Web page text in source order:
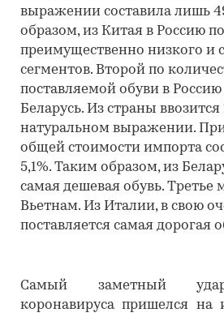
выражении составила лишь
образом, из Китая в Россию
преимущественно низкого и
сегментов. Второй по
поставляемой обуви в Россию
Беларусь. Из страны ввозится
натуральном выражении.
общей стоимости импорта
5,1%. Таким образом, из
самая дешевая обувь. Третье
Вьетнам. Из Италии, в свою
поставляется самая дорогая
Самый заметный удар
коронавируса пришелся на